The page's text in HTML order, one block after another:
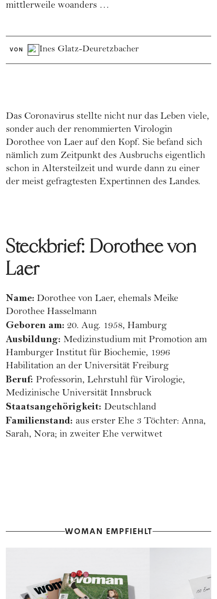
mittlerweile woanders …
VON Ines Glatz-Deuretzbacher
Das Coronavirus stellte nicht nur das Leben viele,
sonder auch der renommierten Virologin
Dorothee von Laer auf den Kopf. Sie befand sich
nämlich zum Zeitpunkt des Ausbruchs eigentlich
schon in Altersteilzeit und wurde dann zu einer
der meist gefragtesten Expertinnen des Landes.
Steckbrief: Dorothee von
Laer
Name: Dorothee von Laer, ehemals Meike
Dorothee Hasselmann
Geboren am: 20. Aug. 1958, Hamburg
Ausbildung: Medizinstudium mit Promotion am
Hamburger Institut für Biochemie, 1996
Habilitation an der Universität Freiburg
Beruf: Professorin, Lehrstuhl für Virologie,
Medizinische Universität Innsbruck
Staatsangehörigkeit: Deutschland
Familienstand: aus erster Ehe 3 Töchter: Anna,
Sarah, Nora; in zweiter Ehe verwitwet
WOMAN EMPFIEHLT